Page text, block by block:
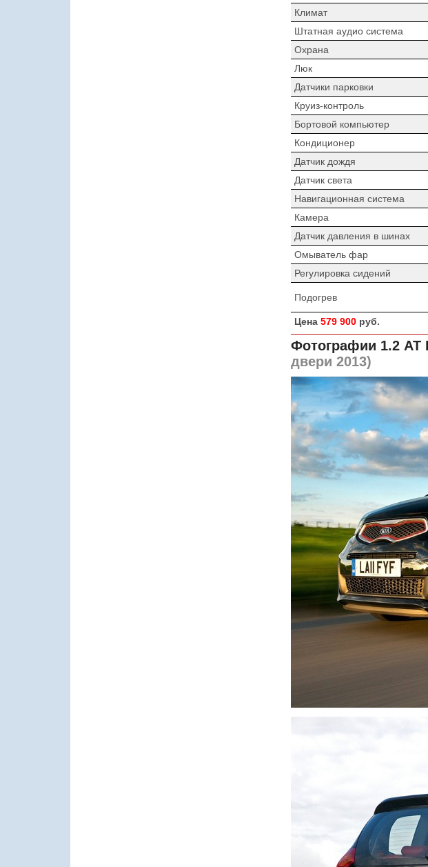
Климат
Штатная аудио система
Охрана
Люк
Датчики парковки
Круиз-контроль
Бортовой компьютер
Кондиционер
Датчик дождя
Датчик света
Навигационная система
Камера
Датчик давления в шинах
Омыватель фар
Регулировка сидений
Подогрев
Цена 579 900руб.
Фотографии 1.2 AT
двери 2013)